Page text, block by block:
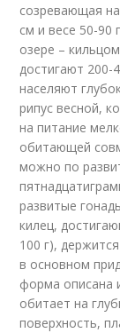
созревающая
см и весе 50-90
озере –
достигают 200-
населяют
рипус весной,
на питание
обитающей
можно по
развитые
килец,
100 г),
в основном
форма описана
обитает на
поверхность,